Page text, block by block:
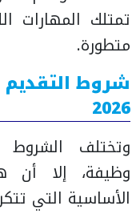
تمتلك المهارات
متطورة.
شروط
2026
وتختلف
وظيفة، إلا أن
الأساسية التي